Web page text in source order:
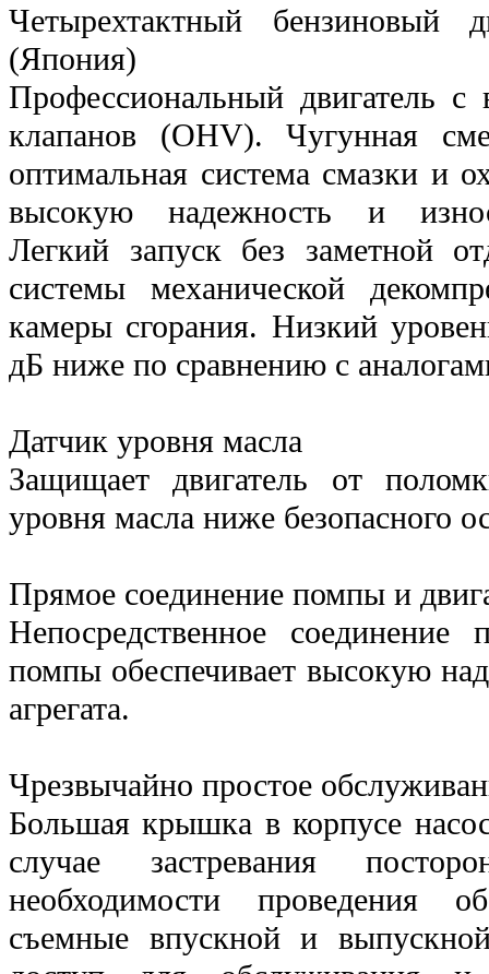
Четырехтактный бензиновый
(Япония)
Профессиональный двигатель с
клапанов (OHV). Чугунная
оптимальная система смазки и
высокую надежность и
Легкий запуск без заметной
системы механической
камеры сгорания. Низкий
дБ ниже по сравнению с
Датчик уровня масла
Защищает двигатель от
уровня масла ниже безопасного
Прямое соединение помпы и
Непосредственное соединение
помпы обеспечивает высокую
агрегата.
Чрезвычайно простое
Большая крышка в корпусе
случае застревания
необходимости проведения
съемные впускной и